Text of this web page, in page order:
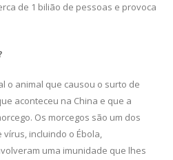
de 1 bilião de pessoas e provoca
o animal que causou o surto de
aconteceu na China e que a
Os morcegos são um dos
incluindo o Ébola,
uma imunidade que lhes